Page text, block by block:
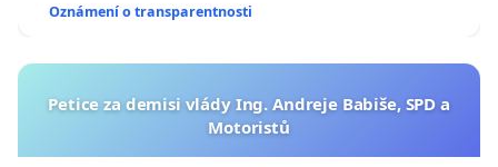
Oznámení o transparentnosti
Petice za demisi vlády Ing. Andreje Babiše, SPD a
Motoristů